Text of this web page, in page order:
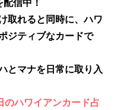
信中！
取れると同時に、ハワ
ジティブなカードで
とマナを日常に取り入
のハワイアンカード占